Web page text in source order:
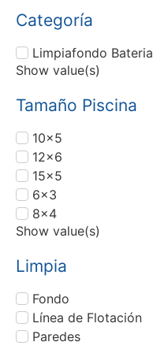
Categoría
Limpiafondo Bateria
Show value(s)
Tamaño Piscina
10x5
12x6
15x5
6x3
8x4
Show value(s)
Limpia
Fondo
Línea de Flotación
Paredes